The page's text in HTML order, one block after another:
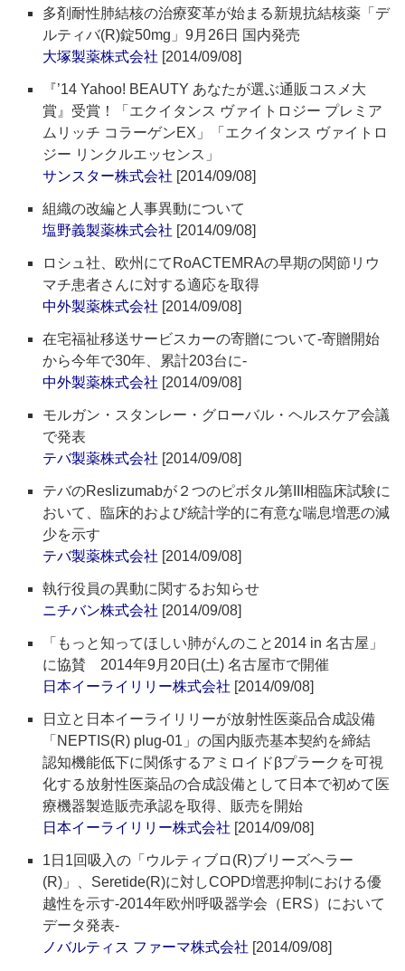
多剤耐性肺結核の治療変革が始まる新規抗結核薬「デ
ルティバ(R)錠50mg」9月26日 国内発売
大塚製薬株式会社 [2014/09/08]
『’14 Yahoo! BEAUTY あなたが選ぶ通販コスメ大
賞』受賞！「エクイタンス ヴァイトロジー プレミア
ムリッチ コラーゲンEX」「エクイタンス ヴァイトロ
ジー リンクルエッセンス」
サンスター株式会社 [2014/09/08]
組織の改編と人事異動について
塩野義製薬株式会社 [2014/09/08]
ロシュ社、欧州にてRoACTEMRAの早期の関節リウ
マチ患者さんに対する適応を取得
中外製薬株式会社 [2014/09/08]
在宅福祉移送サービスカーの寄贈について‐寄贈開始
から今年で30年、累計203台に‐
中外製薬株式会社 [2014/09/08]
モルガン・スタンレー・グローバル・ヘルスケア会議
で発表
テバ製薬株式会社 [2014/09/08]
テバのReslizumabが２つのピボタル第III相臨床試験に
おいて、臨床的および統計学的に有意な喘息増悪の減
少を示す
テバ製薬株式会社 [2014/09/08]
執行役員の異動に関するお知らせ
ニチバン株式会社 [2014/09/08]
「もっと知ってほしい肺がんのこと2014 in 名古屋」
に協賛 2014年9月20日(土) 名古屋市で開催
日本イーライリリー株式会社 [2014/09/08]
日立と日本イーライリリーが放射性医薬品合成設備
「NEPTIS(R) plug-01」の国内販売基本契約を締結
認知機能低下に関係するアミロイドβプラークを可視
化する放射性医薬品の合成設備として日本で初めて医
療機器製造販売承認を取得、販売を開始
日本イーライリリー株式会社 [2014/09/08]
1日1回吸入の「ウルティブロ(R)ブリーズヘラー
(R)」、Seretide(R)に対しCOPD増悪抑制における優
越性を示す‐2014年欧州呼吸器学会（ERS）において
データ発表‐
ノバルティス ファーマ株式会社 [2014/09/08]